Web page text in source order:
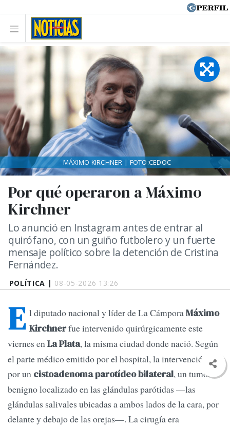
POLÍTICA | 08-05-2026 13:26
Por qué operaron a Máximo
Kirchner
Lo anunció en Instagram antes de entrar al
quirófano, con un guiño futbolero y un fuerte
mensaje político sobre la detención de Cristina
Fernández.
MÁXIMO KIRCHNER | FOTO:CEDOC
E l diputado nacional y líder de La CámporaMáximo
Kirchnerfue intervenido quirúrgicamente este
viernes enLa Plata, la misma ciudad donde nació. Según
el parte médico emitido por el hospital, la intervención fue
por un cistoadenoma parotídeo bilateral, un tumor
benigno localizado en las glándulas parótidas —las
glándulas salivales ubicadas a ambos lados de la cara, por
delante y debajo de las orejas—. La cirugía era